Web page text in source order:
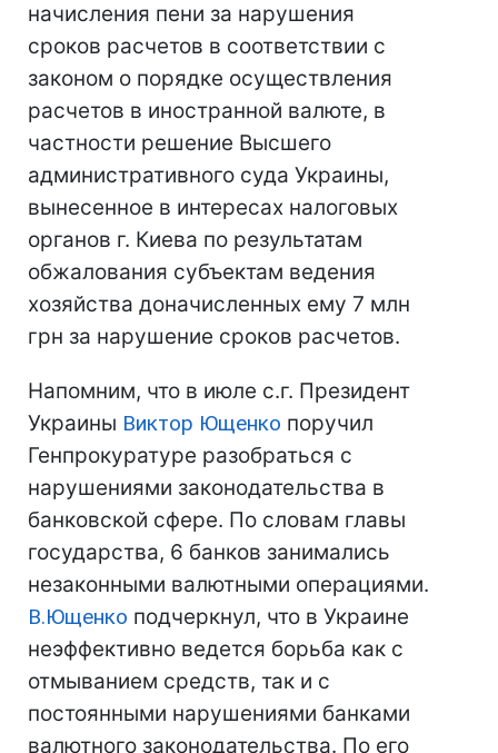
начисления пени за нарушения
сроков расчетов в соответствии с
законом о порядке осуществления
расчетов в иностранной валюте, в
частности решение Высшего
административного суда Украины,
вынесенное в интересах налоговых
органов г. Киева по результатам
обжалования субъектам ведения
хозяйства доначисленных ему 7 млн
грн за нарушение сроков расчетов.
Напомним, что в июле с.г. Президент
Украины Виктор Ющенко поручил
Генпрокуратуре разобраться с
нарушениями законодательства в
банковской сфере. По словам главы
государства, 6 банков занимались
незаконными валютными операциями.
В.Ющенко подчеркнул, что в Украине
неэффективно ведется борьба как с
отмыванием средств, так и с
постоянными нарушениями банками
валютного законодательства. По его